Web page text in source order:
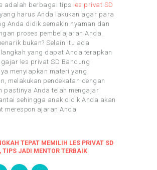
adalah berbagai tips les privat SD
yang harus Anda lakukan agar para
Anda didik semakin nyaman dan
proses pembelajaran Anda.
bukan? Selain itu ada
yang dapat Anda terapkan
les privat SD Bandung
menyiapkan materi yang
melakukan pendekatan dengan
pastinya Anda telah mengajar
sehingga anak didik Anda akan
merespon ajaran Anda
TEPAT MEMILIH LES PRIVAT SD
, TIPS JADI MENTOR TERBAIK